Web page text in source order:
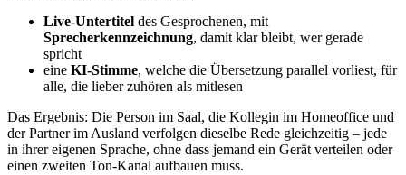
Live-Untertitel des Gesprochenen, mit
Sprecherkennzeichnung, damit klar bleibt, wer gerade
spricht
eine KI-Stimme, welche die Übersetzung parallel vorliest, für
alle, die lieber zuhören als mitlesen
Das Ergebnis: Die Person im Saal, die Kollegin im Homeoffice und
der Partner im Ausland verfolgen dieselbe Rede gleichzeitig – jede
in ihrer eigenen Sprache, ohne dass jemand ein Gerät verteilen oder
einen zweiten Ton-Kanal aufbauen muss.